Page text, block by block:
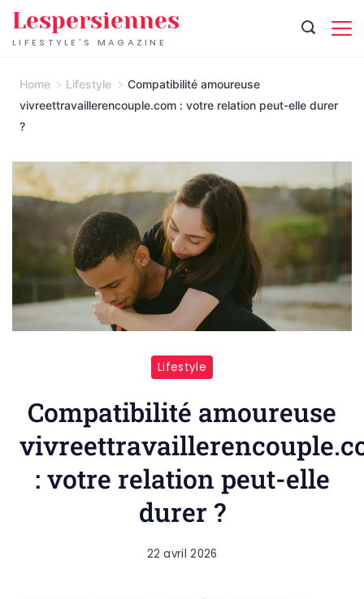
Skip
toLIFESTYLE'S MAGAZINE
Lespersiennes
Home Lifestyle
Compatibilité amoureuse
vivreettravaillerencouple.com : votre relation peut-elle durer
?
Lifestyle
Compatibilité amoureuse
: votre relation peut-elle
durer ?
22 avril 2026